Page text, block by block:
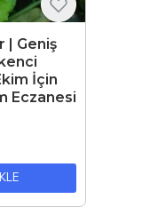
| Geniş
İçin
Eczanesi